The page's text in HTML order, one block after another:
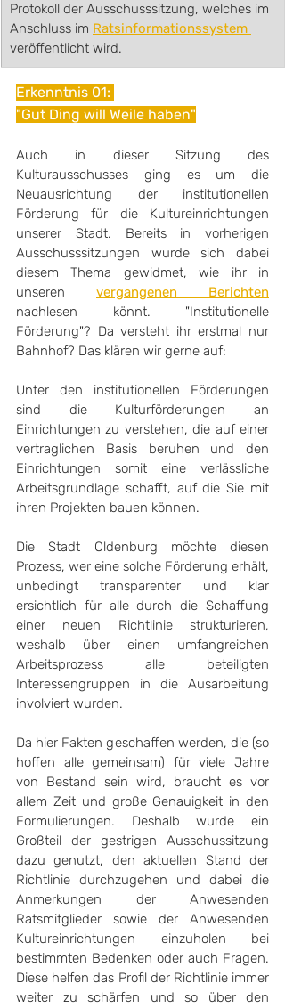
Protokoll der Ausschusssitzung, welches im
Anschluss im Ratsinformationssystem
veröffentlicht wird.
Erkenntnis 01:
"Gut Ding will Weile haben"
Auch in dieser Sitzung des
Kulturausschusses ging es um die
Neuausrichtung der institutionellen
Förderung für die Kultureinrichtungen
unserer Stadt. Bereits in vorherigen
Ausschusssitzungen wurde sich dabei
diesem Thema gewidmet, wie ihr in
unseren vergangenen Berichten
nachlesen könnt. "Institutionelle
Förderung"? Da versteht ihr erstmal nur
Bahnhof? Das klären wir gerne auf:
Unter den institutionellen Förderungen
sind die Kulturförderungen an
Einrichtungen zu verstehen, die auf einer
vertraglichen Basis beruhen und den
Einrichtungen somit eine verlässliche
Arbeitsgrundlage schafft, auf die Sie mit
ihren Projekten bauen können.
Die Stadt Oldenburg möchte diesen
Prozess, wer eine solche Förderung erhält,
unbedingt transparenter und klar
ersichtlich für alle durch die Schaffung
einer neuen Richtlinie strukturieren,
weshalb über einen umfangreichen
Arbeitsprozess alle beteiligten
Interessengruppen in die Ausarbeitung
involviert wurden.
Da hier Fakten geschaffen werden, die (so
hoffen alle gemeinsam) für viele Jahre
von Bestand sein wird, braucht es vor
allem Zeit und große Genauigkeit in den
Formulierungen. Deshalb wurde ein
Großteil der gestrigen Ausschussitzung
dazu genutzt, den aktuellen Stand der
Richtlinie durchzugehen und dabei die
Anmerkungen der Anwesenden
Ratsmitglieder sowie der Anwesenden
Kultureinrichtungen einzuholen bei
bestimmten Bedenken oder auch Fragen.
Diese helfen das Profil der Richtlinie immer
weiter zu schärfen und so über den